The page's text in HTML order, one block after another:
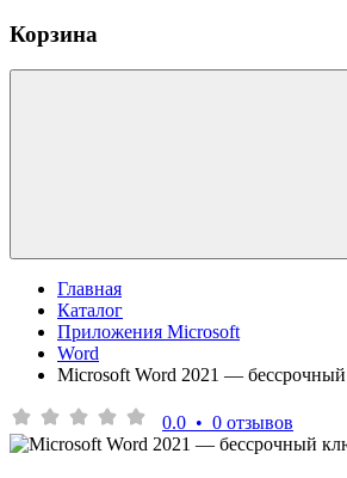
Корзина
Главная
Каталог
Приложения Microsoft
Word
Microsoft Word 2021 —
0.0 • 0 отзывов